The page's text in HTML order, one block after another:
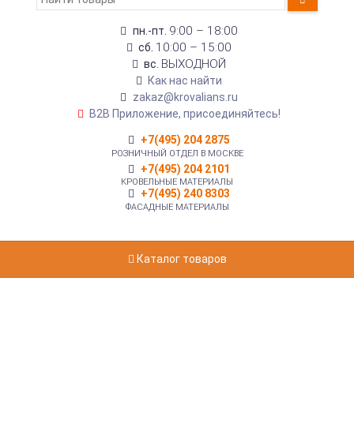
пн.-пт. 9:00 – 18:00
сб. 10:00 – 15:00
вс. ВЫХОДНОЙ
Как нас найти
zakaz@krovalians.ru
B2B Приложение, присоединяйтесь!
+7(495) 204 2875
РОЗНИЧНЫЙ ОТДЕЛ В МОСКВЕ
+7(495) 204 2101
КРОВЕЛЬНЫЕ МАТЕРИАЛЫ
+7(495) 240 8303
ФАСАДНЫЕ МАТЕРИАЛЫ
Каталог товаров